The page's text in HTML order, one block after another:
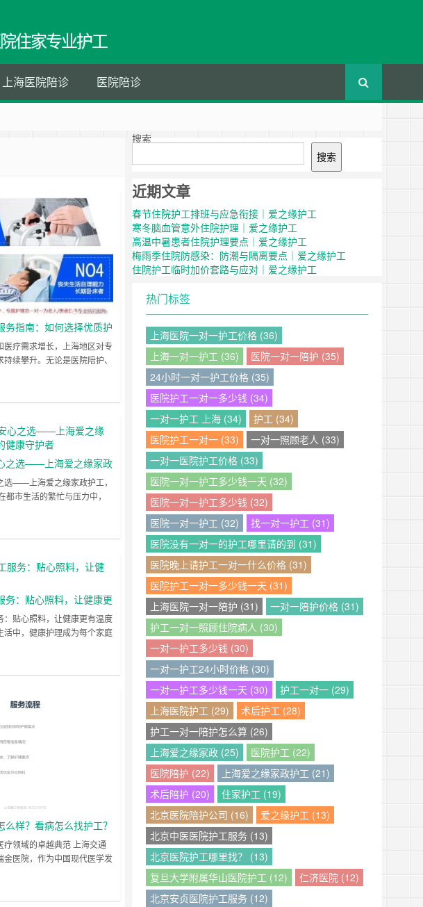
住家专业护工
上海医院陪诊 医院陪诊
务指南：如何选择优质护
家政护工18202153150
医疗需求增长，上海地区对专
续攀升。无论是医院陪护、
面对市场上参差不齐的护工
选出靠谱团队？本文将深度解
司——爱之缘家政护工公司，
工，提升患者护理质量！
需求激增：为何选择专业护
之选——上海爱之缘家政
守护者
选——上海爱之缘家政护工，
都市生活的繁忙与压力中，
的细致照料、慢性病患者的
年长辈的贴心陪伴，专业护工
海爱之缘家政护工团队，以
经验，为沪上家庭提供一站
让关爱更专业、更放心。
……
务：贴心照料，让健康更
：贴心照料，让健康更有温度
活中，健康护理成为每个家庭
陪伴，专业护工服务能为您
更贴心。上海爱之缘家政护工
。 专业团队，金牌服务 爱之
格筛选护理人员，所有护工均
，涵盖基础护理、康复辅助、
么样？看病怎么找护工？
疗领域的卓越典范 上海交通
金医院，作为中国现代医学发
持 “广慈博施，救人济世”
域深耕不辍，历经百年岁月沉
搜索
搜索
近期文章
春节住院护工排班与应急衔接｜爱之缘护工
寒冬脑血管意外住院护理｜爱之缘护工
高温中暑患者住院护理要点｜爱之缘护工
梅雨季住院防感染：防潮与隔离要点｜爱之缘护工
住院护工临时加价套路与应对｜爱之缘护工
热门标签
上海医院一对一护工价格 (36)
上海一对一护工 (36)
医院一对一陪护 (35)
24小时一对一护工价格 (35)
医院护工一对一多少钱 (34)
一对一护工 上海 (34)
护工 (34)
医院护工一对一 (33)
一对一照顾老人 (33)
一对一医院护工价格 (33)
医院一对一护工多少钱一天 (32)
医院一对一护工多少钱 (32)
医院一对一护工 (32)
找一对一护工 (31)
医院没有一对一的护工哪里请的到 (31)
医院晚上请护工一对一什么价格 (31)
医院护工一对一多少钱一天 (31)
上海医院一对一陪护 (31)
一对一陪护价格 (31)
护工一对一照顾住院病人 (30)
一对一护工多少钱 (30)
一对一护工24小时价格 (30)
一对一护工多少钱一天 (30)
护工一对一 (29)
上海医院护工 (29)
术后护工 (28)
护工一对一陪护怎么算 (26)
上海爱之缘家政 (25)
医院护工 (22)
医院陪护 (22)
上海爱之缘家政护工 (21)
术后陪护 (20)
住家护工 (19)
北京医院陪护公司 (16)
爱之缘护工 (13)
北京中医医院护工服务 (13)
北京医院护工哪里找？ (13)
复旦大学附属华山医院护工 (12)
仁济医院 (12)
北京安贞医院护工服务 (12)